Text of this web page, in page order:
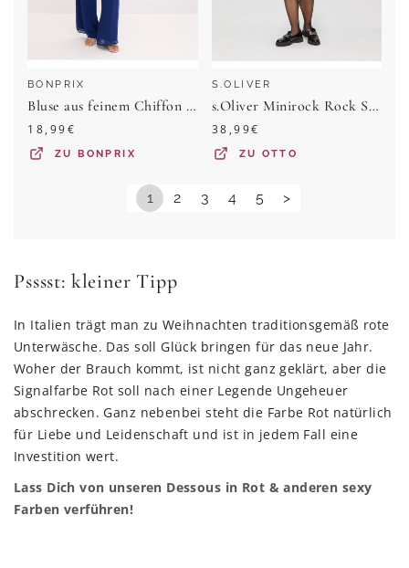
BONPRIX
Bluse aus feinem Chiffon mit Stein-Applikation
18,99€
ZUBONPRIX
S.OLIVER
s.Oliver Minirock Rock Samt-Rock mit Elastikbund
38,99€
ZU OTTO
1 2 3 4 5 >
Psssst: kleiner Tipp
In Italien trägt man zu Weihnachten traditionsgemäß rote
Unterwäsche. Das soll Glück bringen für das neue Jahr.
Woher der Brauch kommt, ist nicht ganz geklärt, aber die
Signalfarbe Rot soll nach einer Legende Ungeheuer
abschrecken. Ganz nebenbei steht die Farbe Rot natürlich
für Liebe und Leidenschaft und ist in jedem Fall eine
Investition wert.
Lass Dich von unseren Dessous in Rot & anderen sexy
Farben verführen!